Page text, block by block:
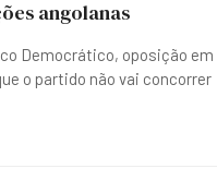
angolanas
Democrático, oposição em
o partido não vai concorrer